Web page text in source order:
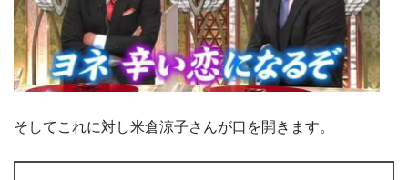
そしてこれに対し米倉涼子さんが口を開きます。